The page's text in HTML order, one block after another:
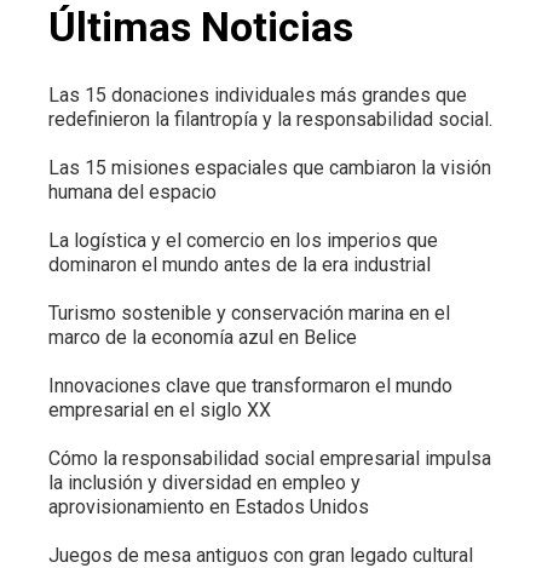
Últimas Noticias
Las 15 donaciones individuales más grandes que
redefinieron la filantropía y la responsabilidad social.
Las 15 misiones espaciales que cambiaron la visión
humana del espacio
La logística y el comercio en los imperios que
dominaron el mundo antes de la era industrial
Turismo sostenible y conservación marina en el
marco de la economía azul en Belice
Innovaciones clave que transformaron el mundo
empresarial en el siglo XX
Cómo la responsabilidad social empresarial impulsa
la inclusión y diversidad en empleo y
aprovisionamiento en Estados Unidos
Juegos de mesa antiguos con gran legado cultural